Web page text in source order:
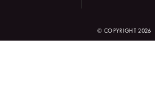
© COPYRIGHT 2026